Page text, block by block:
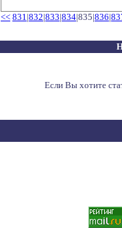
<< 831|832|833|834|835|836|
Если Вы хотите